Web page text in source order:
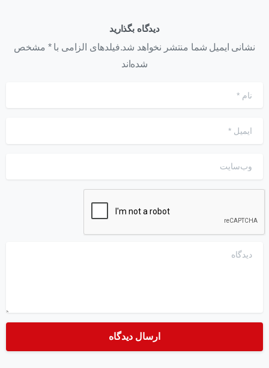
دیدگاه بگذارید
نشانی ایمیل شما منتشر نخواهد شد.فیلدهای الزامی با * مشخص
شده‌اند
*
ایمیل
وب‌سایت
دیدگاه